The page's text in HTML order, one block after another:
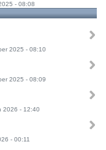
- 08:08
2025 - 08:10
2025 - 08:09
2026 - 12:40
- 00:11